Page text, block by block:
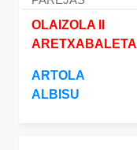
OLAIZOLA II
ARETXABALETA
ARTOLA
ALBISU